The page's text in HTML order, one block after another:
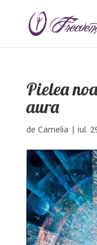
Pielea
aura
de Camelia | iul.